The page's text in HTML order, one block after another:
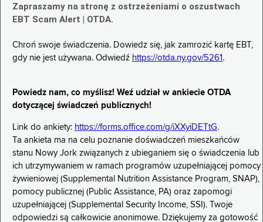
Zapraszamy na stronę z ostrzeżeniami o oszustwach
EBT Scam Alert | OTDA.
Chroń swoje świadczenia. Dowiedz się, jak zamrozić kartę EBT,
gdy nie jest używana. Odwiedź https://otda.ny.gov/5261 .
Powiedz nam, co myślisz! Weź udział w ankiecie OTDA
dotyczącej świadczeń publicznych!
Link do ankiety: https://forms.office.com/g/iXXyiDETtG.
Ta ankieta ma na celu poznanie doświadczeń mieszkańców
stanu Nowy Jork związanych z ubieganiem się o świadczenia lub
ich utrzymywaniem w ramach programów uzupełniającej pomocy
żywieniowej (Supplemental Nutrition Assistance Program, SNAP),
pomocy publicznej (Public Assistance, PA) oraz zapomogi
uzupełniającej (Supplemental Security Income, SSI). Twoje
odpowiedzi są całkowicie anonimowe. Dziękujemy za gotowość